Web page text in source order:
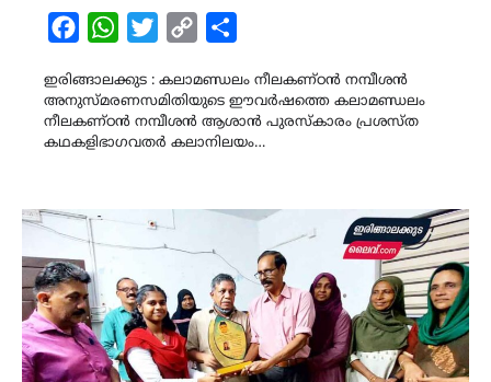
FacebookWhatsAppTwitterCopy
ഇരിങ്ങാലക്കുട : കലാമണ്ഡലം നീലകണ്ഠൻ നമ്പീശൻ
അനുസ്മരണസമിതിയുടെ ഈവർഷത്തെ കലാമണ്ഡലം
നീലകണ്ഠൻ നമ്പീശൻ ആശാൻ പുരസ്കാരം പ്രശസ്ത
കഥകളിഭാഗവതർ കലാനിലയം…